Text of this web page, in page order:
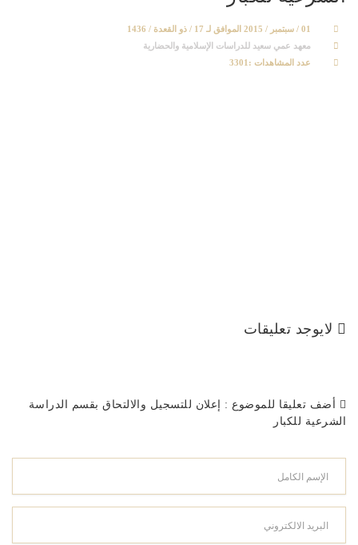
معهد عمي سعيد للدراسات الإسلامية والحضارية
عدد المشاهدات :3301
لايوجد تعليقات
أضف تعليقا للموضوع : إعلان للتسجيل والالتحاق بقسم الدراسة
الشرعية للكبار